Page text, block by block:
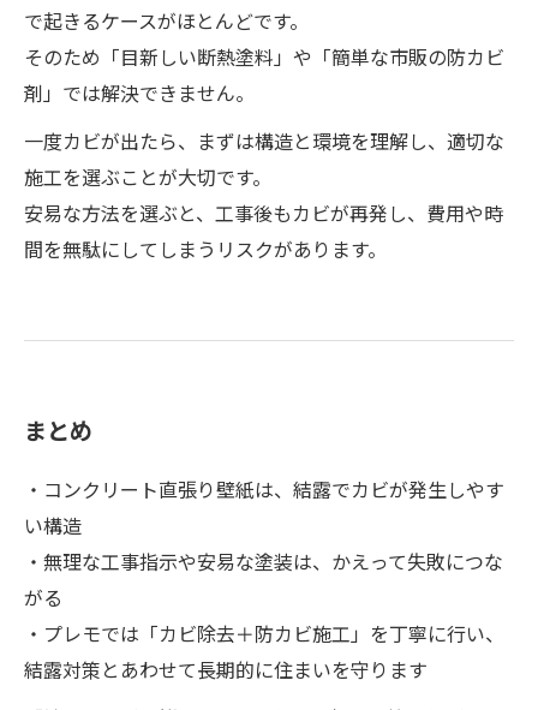
で起きるケースがほとんどです。
そのため「目新しい断熱塗料」や「簡単な市販の防カビ
剤」では解決できません。
一度カビが出たら、まずは構造と環境を理解し、適切な
施工を選ぶことが大切です。
安易な方法を選ぶと、工事後もカビが再発し、費用や時
間を無駄にしてしまうリスクがあります。
まとめ
・コンクリート直張り壁紙は、結露でカビが発生しやす
い構造
・無理な工事指示や安易な塗装は、かえって失敗につな
がる
・プレモでは「カビ除去＋防カビ施工」を丁寧に行い、
結露対策とあわせて長期的に住まいを守ります